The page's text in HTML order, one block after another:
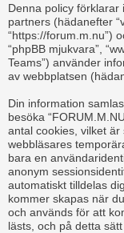
Denna policy förklarar
partners (hädanefter
“https://forum.m.nu”)
“phpBB mjukvara”,
Teams”) använder
av webbplatsen
Din information
besöka
antal cookies, vilket
webbläsares
bara en
anonym
automatiskt tilldelas
kommer skapas när
och används för att
lästs, och på detta